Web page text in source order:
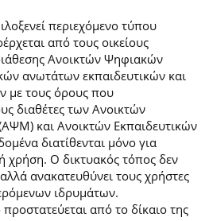
περιεχόμενο τύπου
από τους οικείους
Ανοικτών Ψηφιακών
ανωτάτων εκπαιδευτικών και
με τους όρους που
διαθέτες των Ανοικτών
και Ανοικτών Εκπαιδευτικών
διατίθενται μόνο για
χρήση. Ο δικτυακός τόπος δεν
ανακατευθύνει τους χρήστες
ιδρυμάτων.
από το δίκαιο της